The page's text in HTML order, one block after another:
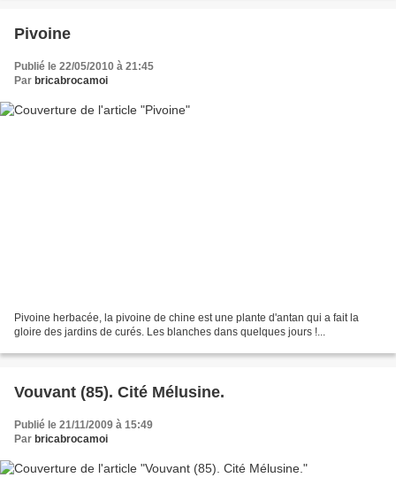
Pivoine
Publié le 22/05/2010 à 21:45
Par bricabrocamoi
Pivoine herbacée, la pivoine de chine est une plante d'antan qui a fait la
gloire des jardins de curés. Les blanches dans quelques jours !...
Vouvant (85). Cité Mélusine.
Publié le 21/11/2009 à 15:49
Par bricabrocamoi